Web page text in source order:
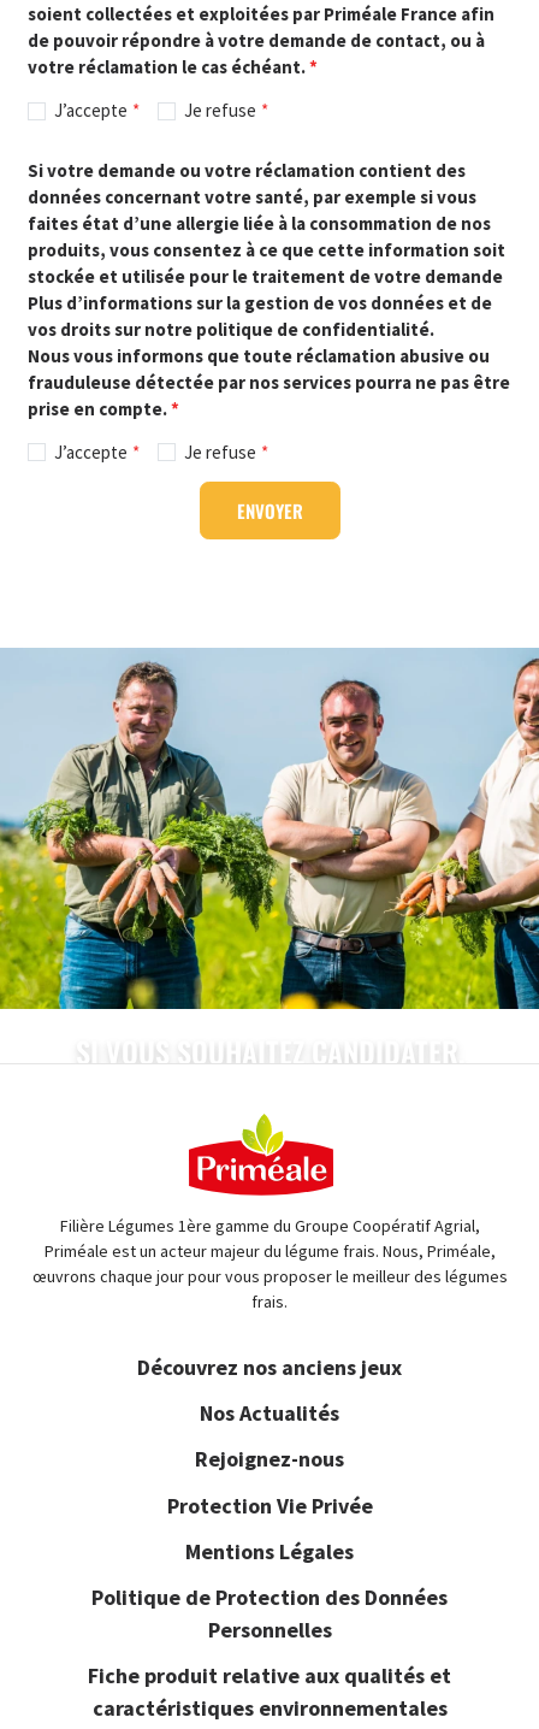
soient collectées et exploitées par Priméale France afin
de pouvoir répondre à votre demande de contact, ou à
votre réclamation le cas échéant.
J’accepte
Je refuse
Si votre demande ou votre réclamation contient des
données concernant votre santé, par exemple si vous
faites état d’une allergie liée à la consommation de nos
produits, vous consentez à ce que cette information soit
stockée et utilisée pour le traitement de votre demande
Plus d’informations sur la gestion de vos données et de
vos droits sur notre politique de confidentialité.
Nous vous informons que toute réclamation abusive ou
frauduleuse détectée par nos services pourra ne pas être
prise en compte.
J’accepte
Je refuse
ENVOYER
SI VOUS SOUHAITEZ CANDIDATER,
NOTRE ESPACE DÉDIÉ !
Filière Légumes 1ère gamme du Groupe Coopératif Agrial,
Priméale est un acteur majeur du légume frais. Nous, Priméale,
œuvrons chaque jour pour vous proposer le meilleur des légumes
frais.
Découvrez nos anciens jeux
Nos Actualités
Rejoignez-nous
Protection Vie Privée
Mentions Légales
Politique de Protection des Données
Personnelles
Fiche produit relative aux qualités et
caractéristiques environnementales